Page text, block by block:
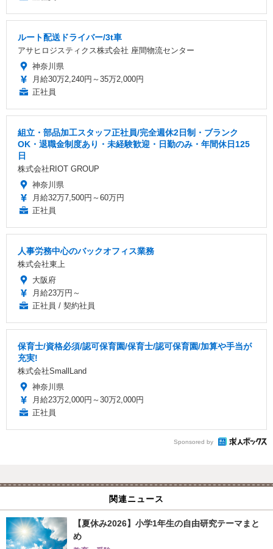
ルート配送ドライバー/3t車
アサヒロジスティクス株式会社 座間物流センター
神奈川県
月給30万2,240円～35万2,000円
正社員
組立・部品加工スタッフ正社員/完全週休2日制・ブランク
OK・退職金制度あり・未経験歓迎・日勤のみ・年間休日125
日
株式会社RIOT GROUP
神奈川県
月給32万7,500円～60万円
正社員
人事労務中心のバックオフィス業務
株式会社東上
大阪府
月給23万円～
正社員 / 契約社員
保育士/資格必須/認可保育園/保育士/認可保育園/加算や手当が
充実!
株式会社SmallLand
神奈川県
月給23万2,000円～30万2,000円
正社員
Sponsored by
関連ニュース
【夏休み2026】小学1年生の自由研究テーマまと
め